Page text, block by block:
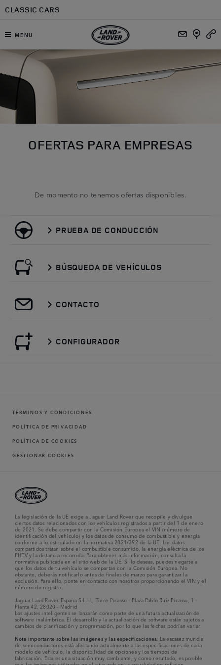
Ir al contenido principal
CLASSIC CARS
MENU
OFERTAS PARA EMPRESAS
De momento no tenemos ofertas disponibles.
PRUEBA DE CONDUCCIÓN
BÚSQUEDA DE VEHÍCULOS
CONTACTO
CONFIGURADOR
TÉRMINOS Y CONDICIONES
POLÍTICA DE PRIVACIDAD
POLÍTICA DE COOKIES
GESTIONAR COOKIES
La legislación de la UE exige a Jaguar Land Rover que recopile y divulgue
ciertos datos relacionados con los vehículos registrados a partir del 1 de enero
de 2021. Se debe compartir con la Comisión Europea el VIN (número de
identificación del vehículo) y los datos de consumo de combustible y energía
conforme a lo estipulado en la normativa 2021/392 de la UE. Los datos
compartidos tratan sobre el combustible consumido, la energía eléctrica de los
PHEV y la distancia recorrida. Para obtener más información, consulta la
normativa publicada en el sitio web de la UE. Si lo deseas, puedes negarte a
que los datos de tu vehículo se compartan con la Comisión Europea. No
obstante, deberás notificarlo antes de finales de marzo para garantizar la
exclusión. Para ello, ponte en contacto con nosotros proporcionando el VIN y el
número de registro.
Jaguar Land Rover España S.L.U., Torre Picasso - Plaza Pablo Ruiz Picasso, 1 -
Planta 42, 28020 - Madrid
Los ajustes inteligentes se lanzarán como parte de una futura actualización de
software inalámbrica. El desarrollo y la actualización de software están sujetos a
cambios de planificación y programación, por lo que las fechas podrían variar.
Nota importante sobre las imágenes y las especificaciones. La escasez mundial
de semiconductores está afectando actualmente a las especificaciones de cada
modelo de vehículo, la disponibilidad de opciones y los tiempos de
fabricación. Esta es una situación muy cambiante, y como resultado, es posible